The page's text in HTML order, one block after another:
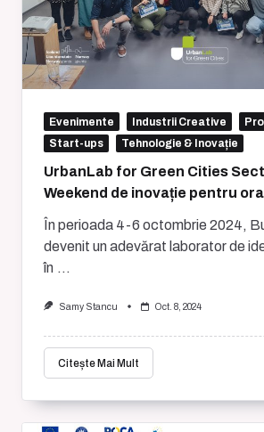
Evenimente Industrii Creative
Start-ups
Tehnologie & Inovație
UrbanLab for Green Cities
Weekend de inovație pentru
În perioada 4-6 octombrie 2024,
devenit un adevărat laborator de
în ...
Samy Stancu Oct. 8, 2024
Citește Mai Mult